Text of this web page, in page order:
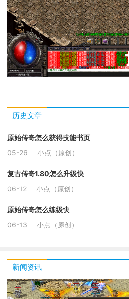
历史文章
原始传奇怎么获得技能书页
05-26
小点（原创）
复古传奇1.80怎么升级快
06-12
小点（原创）
原始传奇怎么练级快
06-13
小点（原创）
新闻资讯